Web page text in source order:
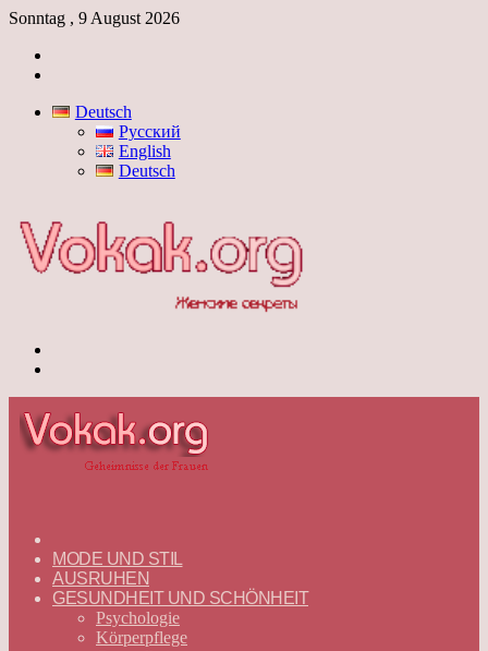
Sonntag , 9 August 2026
Deutsch
Русский
English
Deutsch
—
DEUTSCH
MODE UND STIL
AUSRUHEN
GESUNDHEIT UND SCHÖNHEIT
Psychologie
Körperpflege